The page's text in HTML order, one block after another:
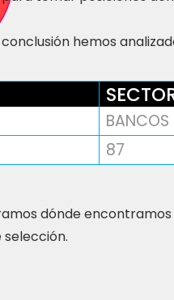
hemos
BANCOS
87
dónde